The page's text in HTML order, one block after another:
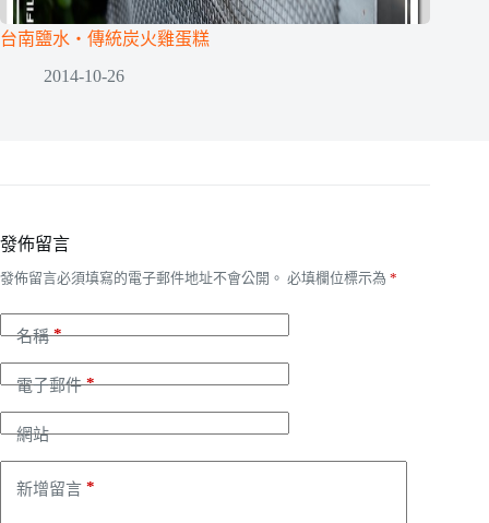
台南鹽水‧傳統炭火雞蛋糕
2014-10-26
發佈留言
發佈留言必須填寫的電子郵件地址不會公開。 必填欄位標示為 *
名稱*
電子郵件*
網站
新增留言 *